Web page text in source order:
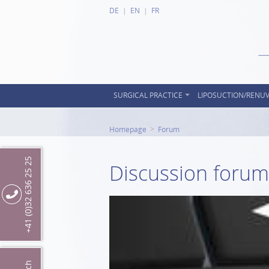
DE EN FR
SURGICAL PRACTICE LIPOSUCTION/
Homepage Forum
Discussion forum
+41 (0)32 636 25 25